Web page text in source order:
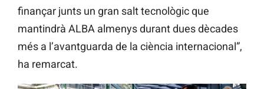
finançar junts un gran salt tecnològic que
mantindrà ALBA almenys durant dues dècades
més a l’avantguarda de la ciència internacional”,
ha remarcat.